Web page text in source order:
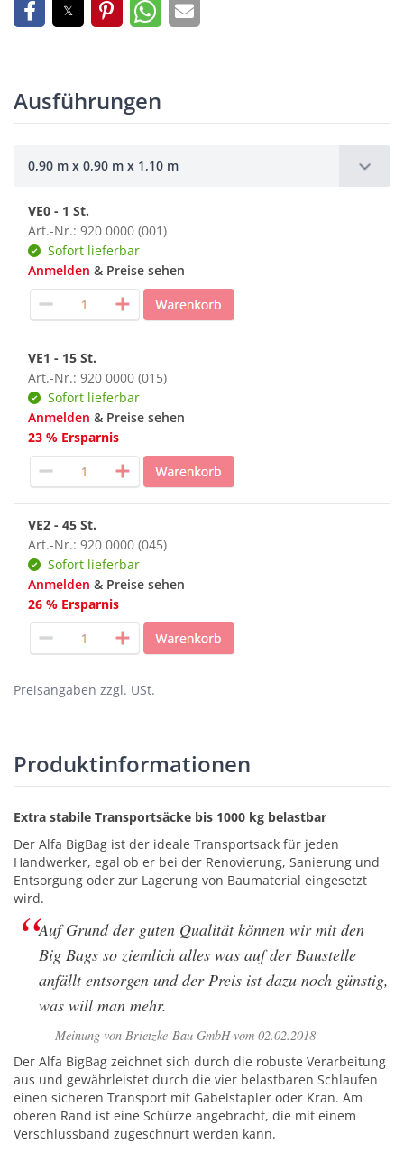
Ausführungen
0,90 m x 0,90 m x 1,10 m
VE0 - 1 St.
Art.-Nr.: 920 0000 (001)
Sofort lieferbar
Anmelden & Preise sehen
VE1 - 15 St.
Art.-Nr.: 920 0000 (015)
Sofort lieferbar
Anmelden & Preise sehen
23 % Ersparnis
VE2 - 45 St.
Art.-Nr.: 920 0000 (045)
Sofort lieferbar
Anmelden & Preise sehen
26 % Ersparnis
Preisangaben zzgl. USt.
Produktinformationen
Extra stabile Transportsäcke bis 1000 kg belastbar
Der Alfa BigBag ist der ideale Transportsack für jeden
Handwerker, egal ob er bei der Renovierung, Sanierung und
Entsorgung oder zur Lagerung von Baumaterial eingesetzt
wird.
Auf Grund der guten Qualität können wir mit den
Big Bags so ziemlich alles was auf der Baustelle
anfällt entsorgen und der Preis ist dazu noch günstig,
was will man mehr.
Meinung von Brietzke-Bau GmbH vom 02.02.2018
Der Alfa BigBag zeichnet sich durch die robuste Verarbeitung
aus und gewährleistet durch die vier belastbaren Schlaufen
einen sicheren Transport mit Gabelstapler oder Kran. Am
oberen Rand ist eine Schürze angebracht, die mit einem
Verschlussband zugeschnürt werden kann.